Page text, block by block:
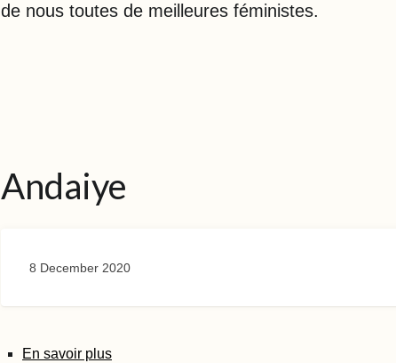
de nous toutes de meilleures féministes.
Andaiye
8 December 2020
En savoir plus